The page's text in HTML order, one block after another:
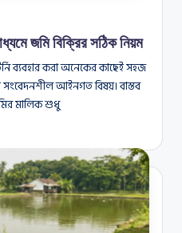
জমি বিক্রির সঠিক নিয়ম
ব্যবহার করা অনেকের কাছেই সহজ
সংবেদনশীল আইনগত বিষয়। বাস্তব
মালিক শুধু